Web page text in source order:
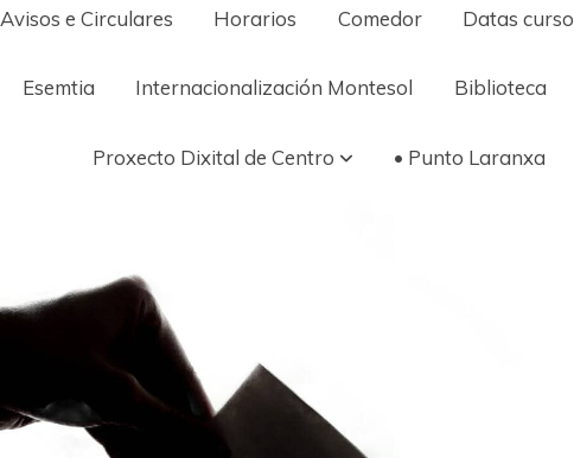
Avisos e Circulares Horarios Comedor Datas curso
Esemtia Internacionalización Montesol Biblioteca
Proxecto Dixital de Centro • Punto Laranxa